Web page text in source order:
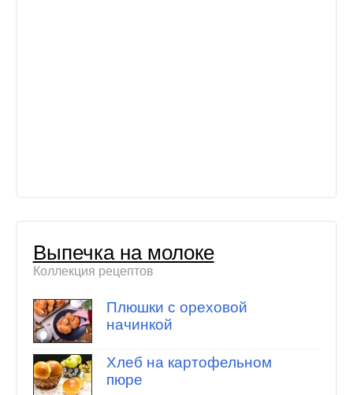
Выпечка на молоке
Коллекция рецептов
Плюшки с ореховой
начинкой
Хлеб на картофельном
пюре